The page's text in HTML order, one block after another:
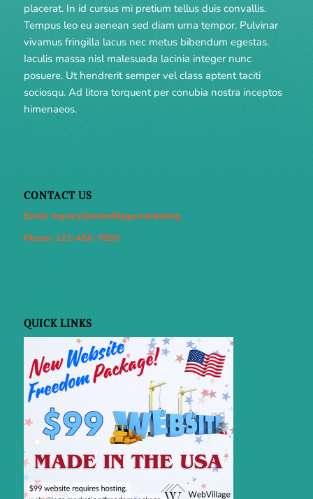
placerat. In id cursus mi pretium tellus duis convallis.
Tempus leo eu aenean sed diam urna tempor. Pulvinar
vivamus fringilla lacus nec metus bibendum egestas.
Iaculis massa nisl malesuada lacinia integer nunc
posuere. Ut hendrerit semper vel class aptent taciti
sociosqu. Ad litora torquent per conubia nostra inceptos
himenaeos.
CONTACT US
Email: inquiry@webvillage.marketing
Phone: 123-456-7890
QUICK LINKS